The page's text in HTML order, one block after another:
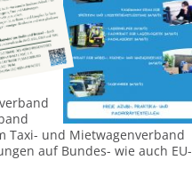
Taxi- und Mietwagenverband
auf Bundes- wie auch EU-